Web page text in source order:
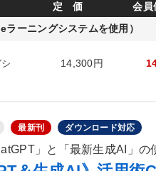
定 価 会員
ラーニングシステムを使用）
14,300円
最新刊 ダウンロード対応
」と「最新生成AI」の